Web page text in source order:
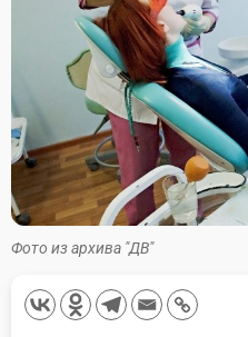
Фото из архива "ДВ"